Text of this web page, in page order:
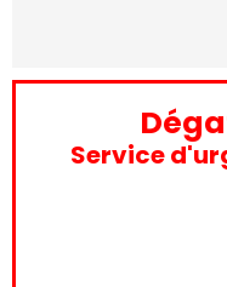
Service